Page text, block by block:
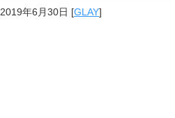
2019年6月30日 [GLAY]